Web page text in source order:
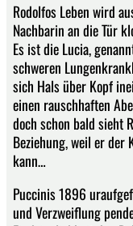
Rodolfos Leben wird
Nachbarin an die Tür
Es ist die Lucia,
schweren
sich Hals über Kopf
einen rauschhaften
doch schon bald sieht
Beziehung, weil er
kann…
Puccinis 1896
und Verzweiflung